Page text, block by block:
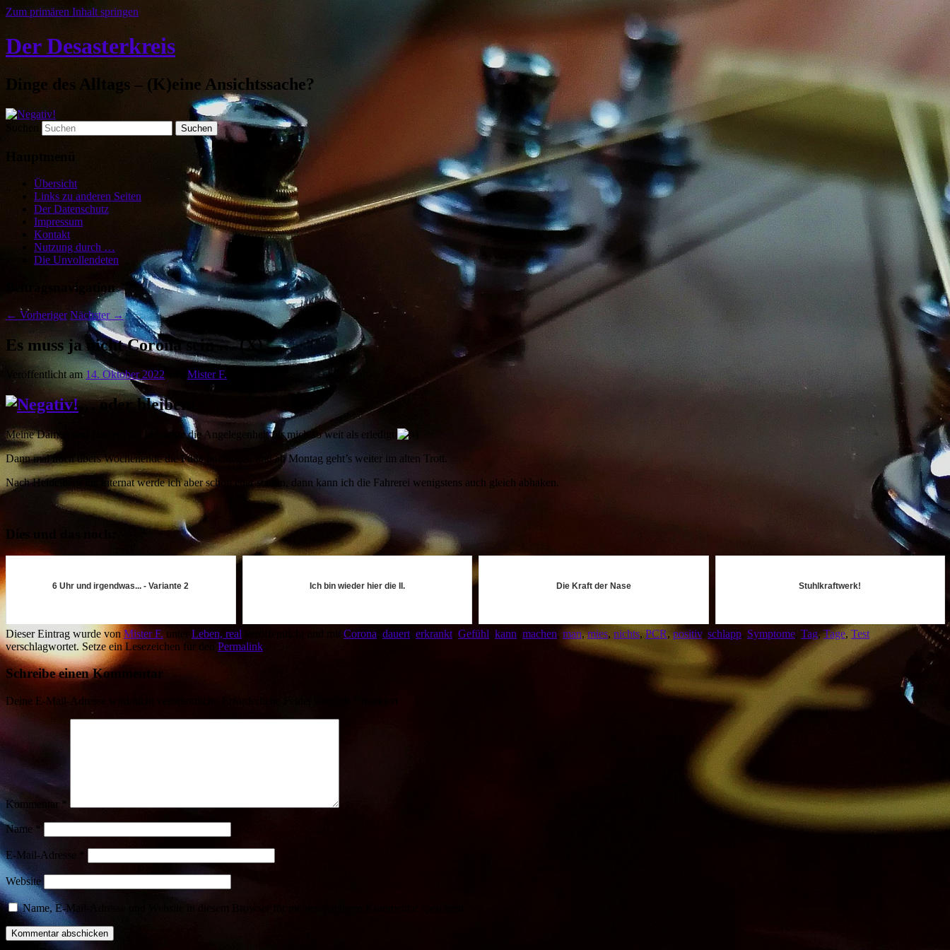
Zum primären Inhalt springen
Der Desasterkreis
Dinge des Alltags – (K)eine Ansichtssache?
Übersicht
Links zu anderen Seiten
Der Datenschutz
Impressum
Kontakt
Nutzung durch …
Die Unvollendeten
Beitragsnavigation
← Vorheriger Nächster →
Es muss ja nicht Corona sein … (X)
Veröffentlicht am14. Oktober 2022 Mister F.
… oder bleiben!
Meine Damen und Herren, ich betrachte die Angelegenheit für mich so weit als erledigt
Dann mal noch übers Wochenende die Füße hochlegen und ab Montag geht’s weiter im alten Trott.
Nach Heidelberg ins Internat werde ich aber schon eher starten, dann kann ich die Fahrerei wenigstens auch gleich abhaken.
Dies und das noch:
6 Uhr und irgendwas... - Variante 2 Ich bin wieder hier die II. Die Kraft der Nase Stuhlkraftwerk!
Dieser Eintrag wurde von Mister F. unter Leben, real veröffentlicht und mit Corona dauert erkrankt Gefühl kann machen, man,mies, nichts,PCR,positiv, schlapp, Symptome, Tag,Tage, Test
verschlagwortet. Setze ein Lesezeichen für den Permalink
Schreibe einen Kommentar
Deine E-Mail-Adresse wird nicht veröffentlicht.
Kommentar *
Name *
E-Mail-Adresse
Website
Name, E-Mail-Adresse und Website in diesem Browser für meinen nächsten Kommentar speichern.